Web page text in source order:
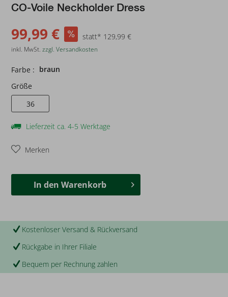
CO-Voile Neckholder Dress
99,99 € statt* 129,99 €
inkl. MwSt.zzgl. Versandkosten
Farbe : braun
Größe
36
Lieferzeit ca. 4-5 Werktage
Merken
In den Warenkorb
Kostenloser Versand & Rückversand
Rückgabe in Ihrer Filiale
Bequem per Rechnung zahlen